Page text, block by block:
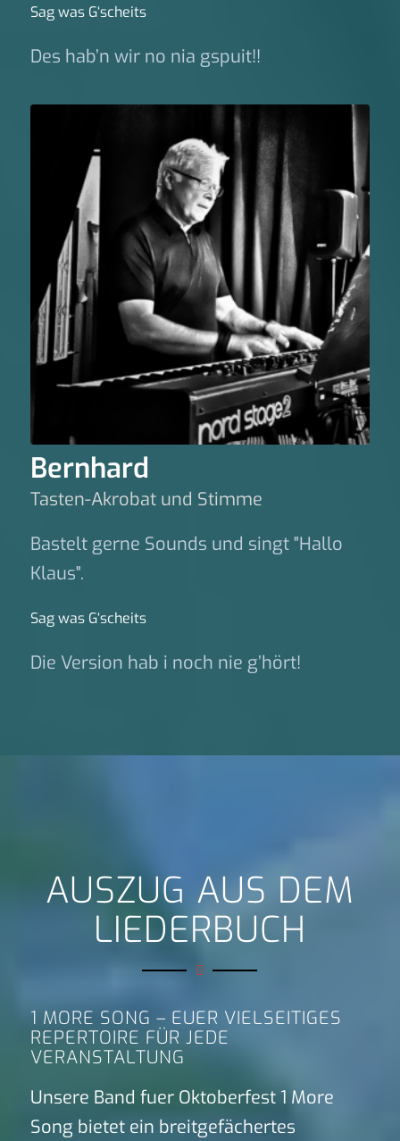
Sag was G‘scheits
Des hab’n wir no nia gspuit!!
Bernhard
Tasten-Akrobat und Stimme
Bastelt gerne Sounds und singt "Hallo
Klaus".
Sag was G‘scheits
Die Version hab i noch nie g’hört!
AUSZUG AUS DEM
LIEDERBUCH
1 MORE SONG – EUER VIELSEITIGES
REPERTOIRE FÜR JEDE
VERANSTALTUNG
Unsere Band fuer Oktoberfest 1 More
Song bietet ein breitgefächertes